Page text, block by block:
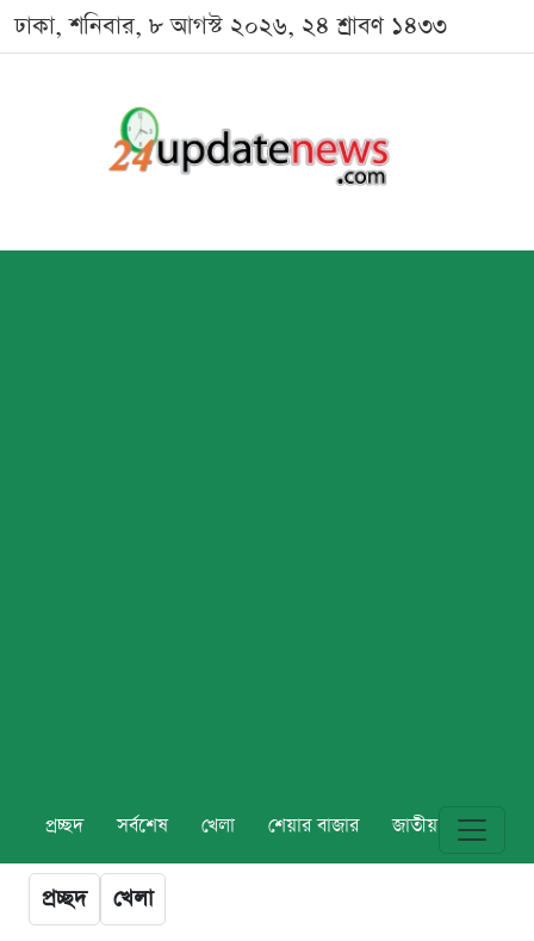
ঢাকা, শনিবার, ৮ আগস্ট ২০২৬, ২৪ শ্রাবণ ১৪৩৩
প্রচ্ছদ সর্বশেষ খেলা শেয়ার বাজার জাতীয় বিশ্ব
প্রচ্ছদ খেলা